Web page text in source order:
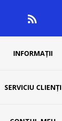
INFORMAȚII
SERVICIU CLIENȚI